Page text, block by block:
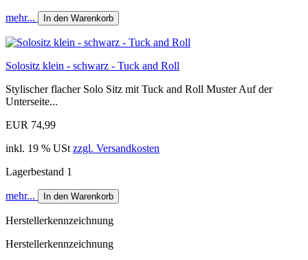
mehr... In den Warenkorb
Solositz klein - schwarz - Tuck and Roll
Stylischer flacher Solo Sitz mit Tuck and Roll Muster Auf der
Unterseite...
EUR 74,99
inkl. 19 % USt zzgl. Versandkosten
Lagerbestand 1
mehr... In den Warenkorb
Herstellerkennzeichnung
Herstellerkennzeichnung